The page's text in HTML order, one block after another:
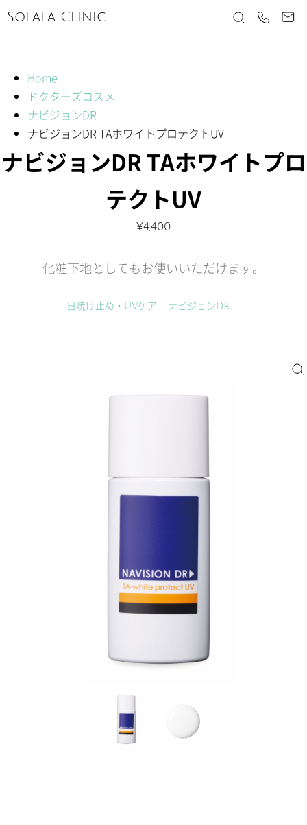
Solala Clinic
Home
ドクターズコスメ
ナビジョンDR
ナビジョンDR TAホワイトプロテクトUV
ナビジョンDR TAホワイトプロ
テクトUV
¥4,400
化粧下地としてもお使いいただけます。
日焼け止め・UVケア ナビジョンDR